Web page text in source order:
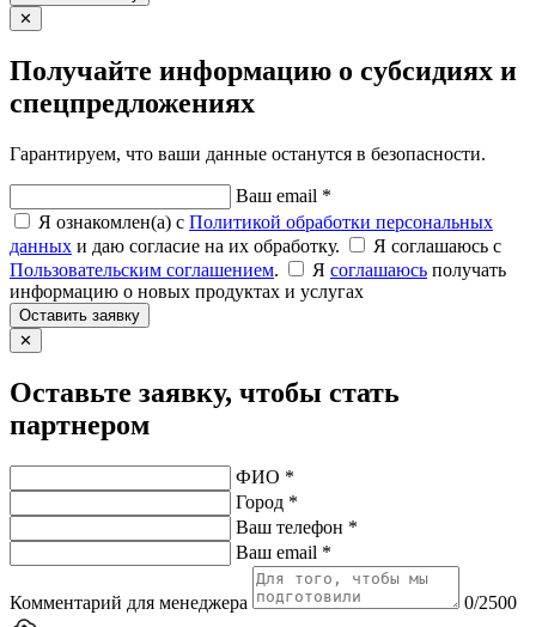
✕
Получайте информацию о субсидиях и
спецпредложениях
Гарантируем, что ваши данные останутся в безопасности.
Ваш email *
Я ознакомлен(а) с Политикой обработки персональных
данных и даю согласие на их обработку.
Я соглашаюсь c
Пользовательским соглашением. Я соглашаюсь получать
информацию о новых продуктах и услугах
Оставить заявку
✕
Оставьте заявку, чтобы стать
партнером
ФИО *
Город *
Ваш телефон *
Ваш email *
Комментарий для менеджера 0/2500